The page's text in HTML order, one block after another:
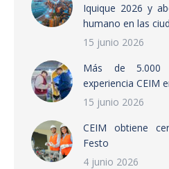
Iquique 2026 y
humano en las
15 junio 2026
Más de 5.000
experiencia CEIM
15 junio 2026
CEIM obtiene
Festo
4 junio 2026